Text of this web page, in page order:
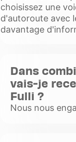
choisissez une
d'autoroute avec
davantage
Dans
vais-je
Fulli ?
Nous nous